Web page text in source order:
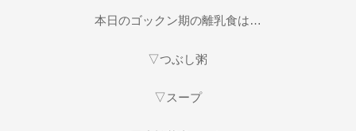
本日のゴックン期の離乳食は…
▽つぶし粥
▽スープ